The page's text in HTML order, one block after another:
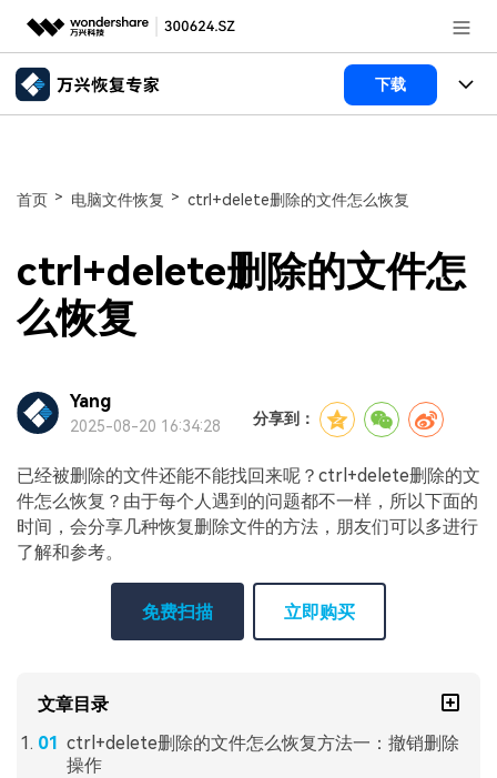
推荐产品
新闻中心
加入我们
下载
数据恢复
使用教程
破损文件修复
电脑数据恢复
服务与支持
联系我们
首页 > 电脑文件恢复 > ctrl+delete删除的文件怎么恢复
ctrl+delete删除的文件怎
么恢复
Yang
2025-08-20 16:34:28 分享到：
已经被删除的文件还能不能找回来呢？ctrl+delete删除的文
件怎么恢复？由于每个人遇到的问题都不一样，所以下面的
时间，会分享几种恢复删除文件的方法，朋友们可以多进行
了解和参考。
免费扫描 立即购买
文章目录
ctrl+delete删除的文件怎么恢复方法一：撤销删除
操作